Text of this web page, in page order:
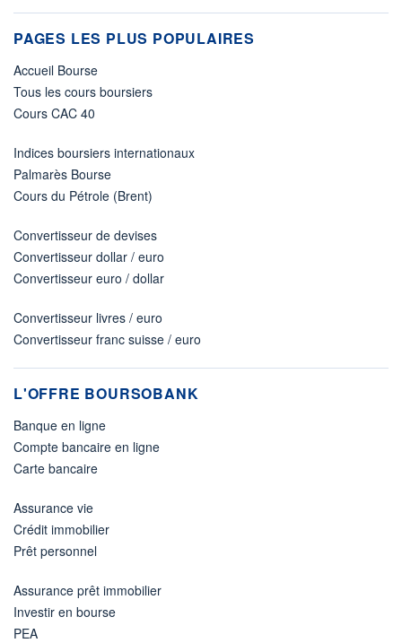
PAGES LES PLUS POPULAIRES
Accueil Bourse
Tous les cours boursiers
Cours CAC 40
Indices boursiers internationaux
Palmarès Bourse
Cours du Pétrole (Brent)
Convertisseur de devises
Convertisseur dollar / euro
Convertisseur euro / dollar
Convertisseur livres / euro
Convertisseur franc suisse / euro
L'OFFRE BOURSOBANK
Banque en ligne
Compte bancaire en ligne
Carte bancaire
Assurance vie
Crédit immobilier
Prêt personnel
Assurance prêt immobilier
Investir en bourse
PEA